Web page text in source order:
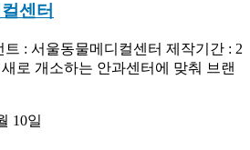
센터
트 : 서울동물메디컬센터 제작기간 : 2
로 개소하는 안과센터에 맞춰 브랜
10일